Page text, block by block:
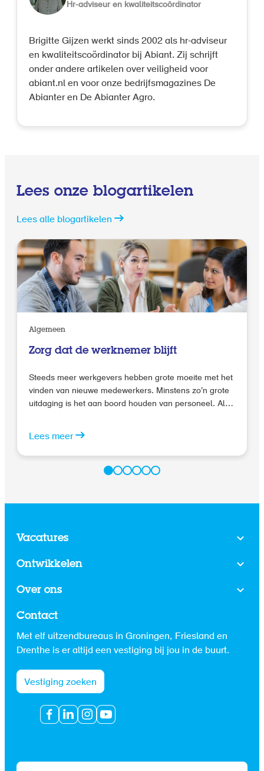
Hr-adviseur en kwaliteitscoördinator
Brigitte Gijzen werkt sinds 2002 als hr-adviseur
en kwaliteitscoördinator bij Abiant. Zij schrijft
onder andere artikelen over veiligheid voor
abiant.nl en voor onze bedrijfsmagazines De
Abianter en De Abianter Agro.
Lees onze blogartikelen
Lees alle blogartikelen
Algemeen
Zorg dat de werknemer blijft
Steeds meer werkgevers hebben grote moeite met het
vinden van nieuwe medewerkers. Minstens zo’n grote
uitdaging is het aan boord houden van personeel. Als
steeds meer werknemers een stap in hun carrière te
Daarnaast vinden jonge professionals het belangrijk
om in het begin van hun carrière bij verschillende
Lees meer
Vacatures
Ontwikkelen
Over ons
Contact
Met elf uitzendbureaus in Groningen, Friesland en
Drenthe is er altijd een vestiging bij jou in de buurt.
Vestiging zoeken